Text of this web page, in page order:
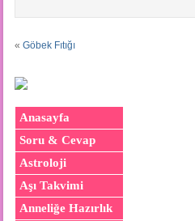
« Göbek Fıtığı
Anasayfa
Soru & Cevap
Astroloji
Aşı Takvimi
Anneliğe Hazırlık